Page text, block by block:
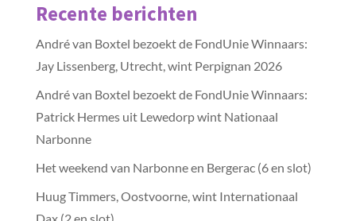
Recente berichten
André van Boxtel bezoekt de FondUnie Winnaars:
Jay Lissenberg, Utrecht, wint Perpignan 2026
André van Boxtel bezoekt de FondUnie Winnaars:
Patrick Hermes uit Lewedorp wint Nationaal
Narbonne
Het weekend van Narbonne en Bergerac (6 en slot)
Huug Timmers, Oostvoorne, wint Internationaal